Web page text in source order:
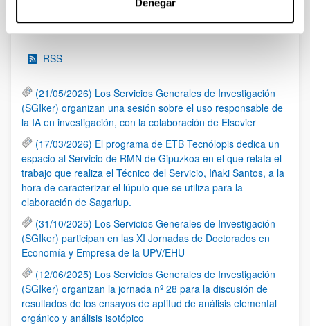
Denegar
Noticias
RSS
(21/05/2026) Los Servicios Generales de Investigación
(SGIker) organizan una sesión sobre el uso responsable de
la IA en investigación, con la colaboración de Elsevier
(17/03/2026) El programa de ETB Tecnólopis dedica un
espacio al Servicio de RMN de Gipuzkoa en el que relata el
trabajo que realiza el Técnico del Servicio, Iñaki Santos, a la
hora de caracterizar el lúpulo que se utiliza para la
elaboración de Sagarlup.
(31/10/2025) Los Servicios Generales de Investigación
(SGIker) participan en las XI Jornadas de Doctorados en
Economía y Empresa de la UPV/EHU
(12/06/2025) Los Servicios Generales de Investigación
(SGIker) organizan la jornada nº 28 para la discusión de
resultados de los ensayos de aptitud de análisis elemental
orgánico y análisis isotópico